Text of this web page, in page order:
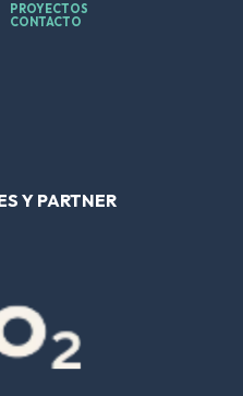
PROYECTOS
CONTACTO
Y PARTNER